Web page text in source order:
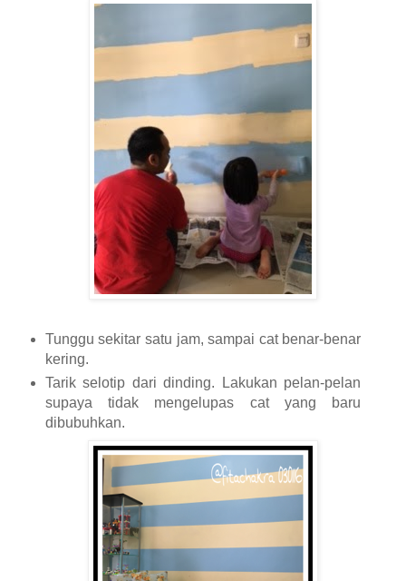
Tunggu sekitar satu jam, sampai cat benar-benar
kering.
Tarik selotip dari dinding. Lakukan pelan-pelan
supaya tidak mengelupas cat yang baru
dibubuhkan.